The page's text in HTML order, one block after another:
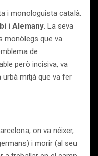
i monologuista català.
i Alemany. La seva
monòlegs que va
de
però incisiva, va
urbà mitjà que va fer
on va néixer,
i morir (al seu